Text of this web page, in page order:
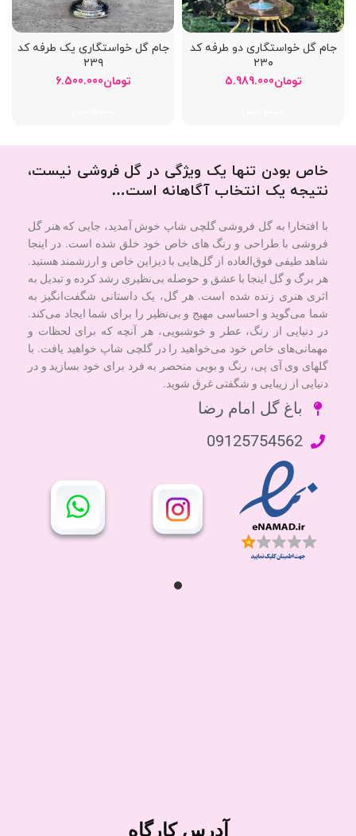
جام گل خواستگاری دو طرفه کد
۲۳۰
تومان5.989.000
جام گل خواستگاری یک طرفه کد
۲۳۹
تومان6.500.000
خاص بودن تنها یک ویژگی در گل فروشی نیست،
نتیجه یک انتخاب آگاهانه است…
با افتخار! به گل فروشی گلچی شاپ خوش آمدید، جایی که هنر گل
فروشی با طراحی و رنگ های خاص خود خلق شده است. در اینجا
شاهد طیفی فوق‌العاده از گل‌هایی با دیزاین خاص و ارزشمند هستید.
هر برگ و گل اینجا با عشق و حوصله بی‌نظیری رشد کرده و تبدیل به
اثری هنری زنده شده است. هر گل، یک داستانی شگفت‌انگیز به
شما می‌گوید و احساسی مهیج و بی‌نظیر را برای شما ایجاد می‌کند.
در دنیایی از رنگ، عطر و خوشبویی، هر آنچه که برای لحظات و
مهمانی‌های خاص خود می‌خواهید را در گلچی شاپ خواهید یافت. با
گلهای وی آی پی، رنگ و بویی منحصر به فرد برای خود بسازید و در
دنیایی از زیبایی و شگفتی غرق شوید.
باغ گل امام رضا
09125754562
آدرس کارگاه